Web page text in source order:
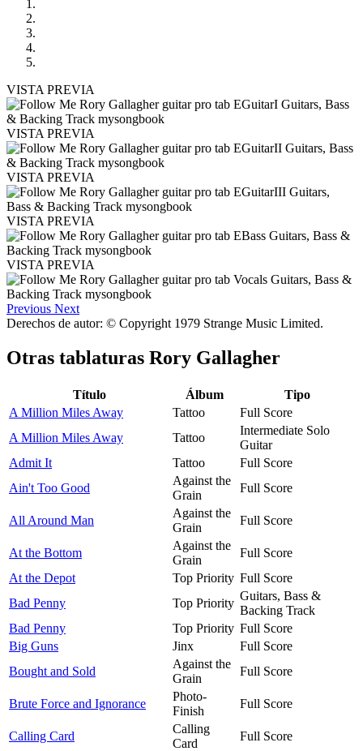
VISTA PREVIA
VISTA PREVIA
VISTA PREVIA
VISTA PREVIA
VISTA PREVIA
Previous Next
Derechos de autor: © Copyright 1979 Strange Music Limited.
Otras tablaturas Rory Gallagher
Título Álbum
Tipo
A Million Miles Away
Tattoo
Full Score
A Million Miles Away
Tattoo
Intermediate Solo
Guitar
Admit It
Tattoo
Full Score
Ain't Too Good
Against the
Grain
Full Score
All Around Man
Against the
Grain
Full Score
At the Bottom
Against the
Grain
Full Score
At the Depot
Top Priority Full Score
Bad Penny
Top Priority
Guitars, Bass &
Backing Track
Bad Penny
Top Priority Full Score
Big Guns
Jinx
Full Score
Bought and Sold
Against the
Grain
Full Score
Brute Force and Ignorance
Photo-
Finish
Full Score
Calling Card
Calling
Card
Full Score